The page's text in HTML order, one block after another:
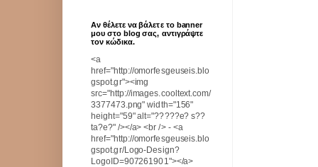
Αν θέλετε να βάλετε το banner
μου στο blog σας, αντιγράψτε
τον κώδικα.
<a
href="http://omorfesgeuseis.blo
gspot.gr"><img
src="http://images.cooltext.com/
3377473.png" width="156"
height="59" alt="?????e? s??
ta?e?" /></a> <br /> - <a
href="http://omorfesgeuseis.blo
gspot.gr/Logo-Design?
LogoID=907261901"></a>